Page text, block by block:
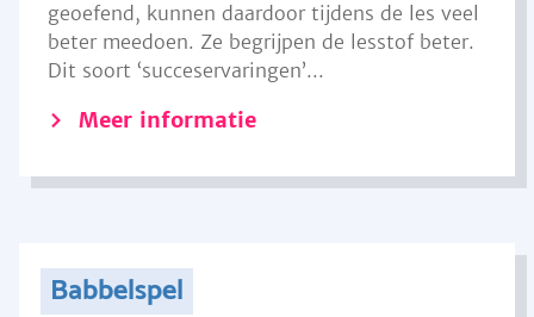
geoefend, kunnen daardoor tijdens de les veel
beter meedoen. Ze begrijpen de lesstof beter.
Dit soort ‘succeservaringen’...
Meer informatie
Babbelspel